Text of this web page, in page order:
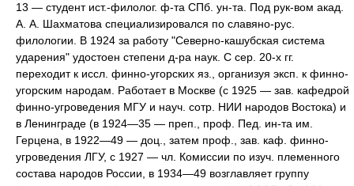
13 — студент ист.-филолог. ф-та СПб. ун-та. Под рук-вом акад.
А. А. Шахматова специализировался по славяно-рус.
филологии. В 1924 за работу "Северно-кашубская система
ударения" удостоен степени д-ра наук. С сер. 20-х гг.
переходит к иссл. финно-угорских яз., организуя эксп. к финно-
угорским народам. Работает в Москве (с 1925 — зав. кафедрой
финно-угроведения МГУ и науч. сотр. НИИ народов Востока) и
в Ленинграде (в 1924—35 — преп., проф. Пед. ин-та им.
Герцена, в 1922—49 — доц., затем проф., зав. каф. финно-
угроведения ЛГУ, с 1927 — чл. Комиссии по изуч. племенного
состава народов России, в 1934—49 возглавляет группу